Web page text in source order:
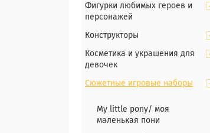
Фигурки любимых героев и
персонажей
Конструкторы
Косметика и украшения для
девочек
Сюжетные игровые наборы
My little pony/ моя
маленькая пони